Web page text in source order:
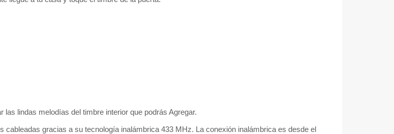
lindas melodías del timbre interior que podrás Agregar.
gracias a su tecnología inalámbrica 433 MHz. La conexión inalámbrica es desde el